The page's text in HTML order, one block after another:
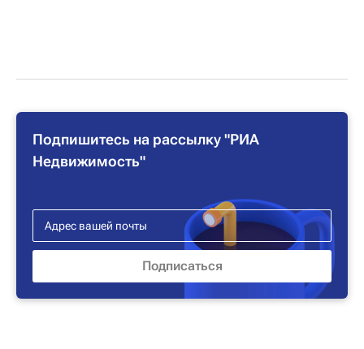
Подпишитесь на рассылку "РИА
Недвижимость"